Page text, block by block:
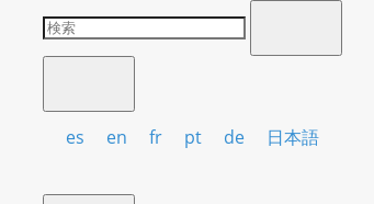
es en fr pt de 日本語